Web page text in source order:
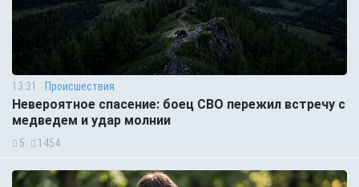
13:31 Происшествия
Невероятное спасение: боец СВО пережил встречу с
медведем и удар молнии
5 1454